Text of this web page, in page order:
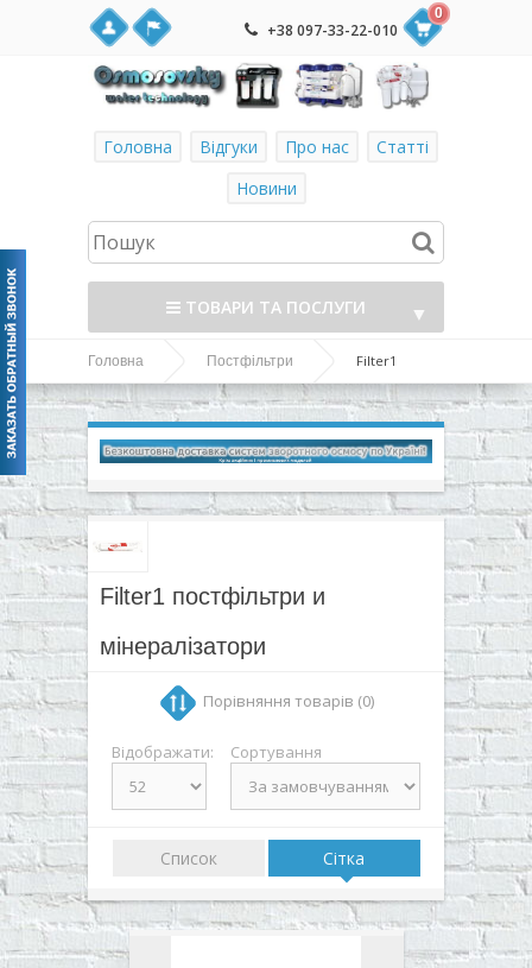
+38 097-33-22-010
0
Головна Відгуки Про нас
Статті
Новини
ТОВАРИ ТА ПОСЛУГИ ▼
▼
▼
▼
Головна Постфільтри Filter1
постфільтри и мінералізатори
Filter1 постфільтри и
мінералізатори
Порівняння товарів (0)
Відображати: Сортування
Список Сітка